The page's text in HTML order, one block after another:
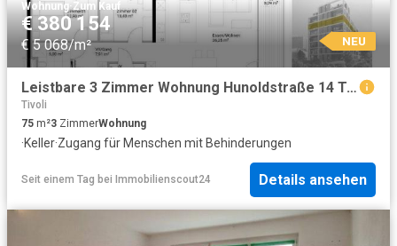
Wohnung·Zum Kauf
€ 380 154
€ 5 068/m² NEU
Leistbare 3 Zimmer Wohnung Hunoldstraße 14 Top 32
Tivoli
75 m²3 ZimmerWohnung
·Keller·Zugang für Menschen mit Behinderungen
Seit einem Tag bei Immobilienscout24 Details ansehen